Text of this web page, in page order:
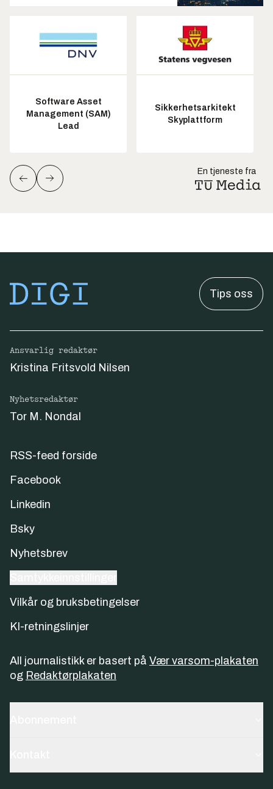
Software Asset
Management (SAM)
Lead
Sikkerhetsarkitekt
Skyplattform
En tjeneste fra
Tips oss
Ansvarlig redaktør
Kristina Fritsvold Nilsen
Nyhetsredaktør
Tor M. Nondal
RSS-feed forside
Facebook
Linkedin
Bsky
Nyhetsbrev
Vilkår og bruksbetingelser
KI-retningslinjer
All journalistikk er basert på Vær varsom-plakaten
og Redaktørplakaten